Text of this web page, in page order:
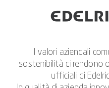
I valori aziendali
sostenibilità ci rendono
ufficiali di